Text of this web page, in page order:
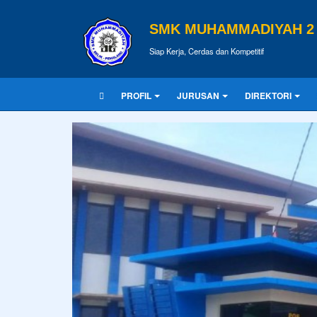
SMK MUHAMMADIYAH
Siap Kerja, Cerdas dan Kompetitif
PROFIL JURUSAN DIREKTORI